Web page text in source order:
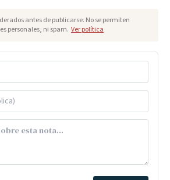
antes de publicarse. No se permiten
personales, ni spam. Ver política